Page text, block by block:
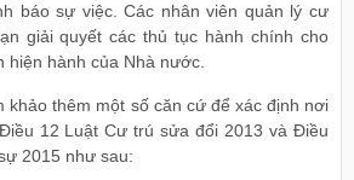
báo sự việc. Các nhân viên quản lý cư
giải quyết các thủ tục hành chính cho
hiện hành của Nhà nước.
khảo thêm một số căn cứ để xác định nơi
12 Luật Cư trú sửa đổi 2013 và Điều
2015 như sau: